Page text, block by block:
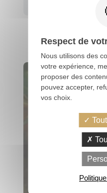
Respect de
Nous utilisons des
votre expérience,
proposer des
pouvez accepter,
vos choix.